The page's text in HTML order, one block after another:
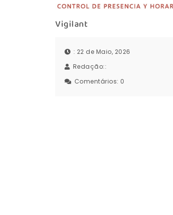
Vigilant
: 22 de Maio, 2026
Redação::
Comentários: 0